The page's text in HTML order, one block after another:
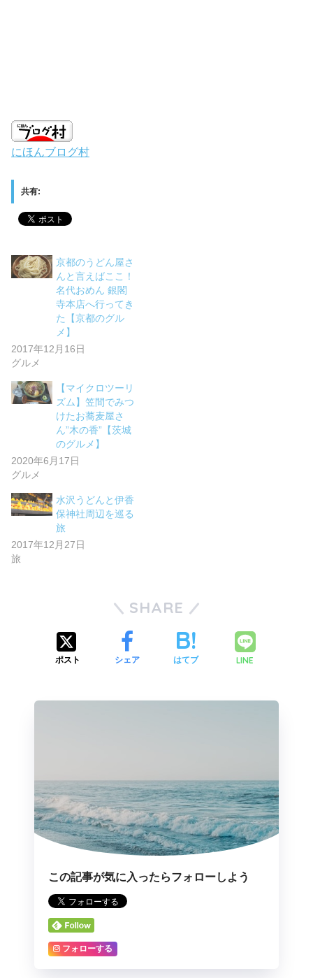
にほんブログ村
共有:
京都のうどん屋さ
んと言えばここ！
名代おめん 銀閣
寺本店へ行ってき
た【京都のグル
メ】
2017年12月16日
グルメ
【マイクロツーリ
ズム】笠間でみつ
けたお蕎麦屋さ
ん”木の香”【茨城
のグルメ】
2020年6月17日
グルメ
水沢うどんと伊香
保神社周辺を巡る
旅
2017年12月27日
旅
SHARE
ポスト シェア はてブ LINE
この記事が気に入ったらフォローしよう
フォローする